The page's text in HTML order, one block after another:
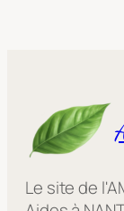
Le site de